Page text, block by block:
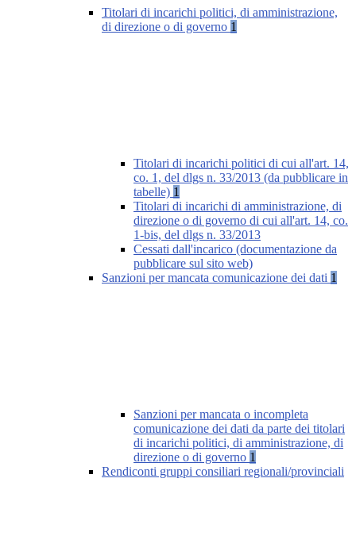
Titolari di incarichi politici, di amministrazione,
di direzione o di governo 1
Titolari di incarichi politici di cui all'art. 14,
co. 1, del dlgs n. 33/2013 (da pubblicare in
tabelle) 1
Titolari di incarichi di amministrazione, di
direzione o di governo di cui all'art. 14, co.
1-bis, del dlgs n. 33/2013
Cessati dall'incarico (documentazione da
pubblicare sul sito web)
Sanzioni per mancata comunicazione dei dati 1
Sanzioni per mancata o incompleta
comunicazione dei dati da parte dei titolari
di incarichi politici, di amministrazione, di
direzione o di governo 1
Rendiconti gruppi consiliari regionali/provinciali